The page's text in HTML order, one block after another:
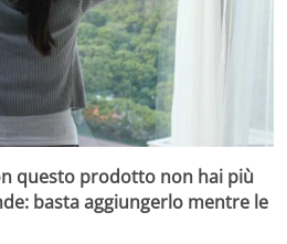
questo prodotto non hai più
basta aggiungerlo mentre le